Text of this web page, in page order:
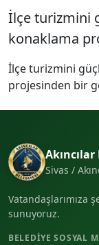
İlçe turizmini
konaklama
İlçe turizmini
projesinden bir
Sivas /
Vatandaşlarımıza
sunuyoruz.
BELEDIYE SOSYAL